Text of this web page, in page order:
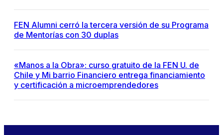
FEN Alumni cerró la tercera versión de su Programa
de Mentorías con 30 duplas
«Manos a la Obra»: curso gratuito de la FEN U. de
Chile y Mi barrio Financiero entrega financiamiento
y certificación a microemprendedores